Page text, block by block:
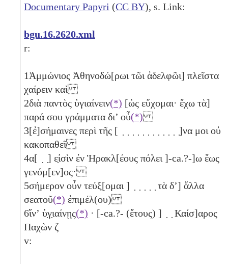
Documentary Papyri (CC BY), s. Link:
bgu.16.2620.xml
r:
1Ἀμμώνιος Ἀθηνοδώ[ρωι τῶι ἀδελφῶι] πλεῖστα
χαίρειν καὶ
2διὰ παντὸς ὑγιαίνειν(*) [ὡς εὔχομαι· ἔχω τὰ]
παρά σου γράμματα δι’ οὗ(*)
3[ἐ]σήμαινες περὶ τῆς [ ̣ ̣ ̣ ̣ ̣ ̣ ̣ ̣ ̣ ̣ ̣ ̣]να μοι οὐ
κακοπαθεῖ
4α[ ̣ ̣] ε̣ἰσὶν ἐν Ἡρακλ[έους πόλει ]-ca.?-]ω ἕως
γενόμ[εν]ος·
5σήμερον οὖν τεύξ[ομαι ] ̣ ̣ ̣ ̣ ̣ τὰ δʼ] ἄλλα
σεατοῦ(*) ἐπιμέλ(ου)
6ἵνʼ ὑ̣γ̣ιαίνῃς(*) · [-ca.?- (ἔτους) ] ̣ ̣ Καίσ]αρος
Παχὼν ζ
v: